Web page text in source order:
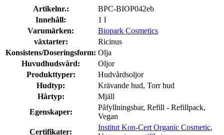
Artikelnr.:
BPC-BIOP042eb
Innehåll:
1 l
Varumärken:
Biopark Cosmetics
växtarter:
Ricinus
Konsistens/Doseringsform: Olja
Huvudhudsvård:
Oljor
Produkttyper:
Hudvårdsoljor
Hudtyp:
Krävande hud, Torr hud
Hårtyp:
Mjäll
Egenskaper:
Påfyllningsbar, Refill - Refillpack,
Vegan
Certifikater:
Institut Kon-Cert Organic Cosmetic,